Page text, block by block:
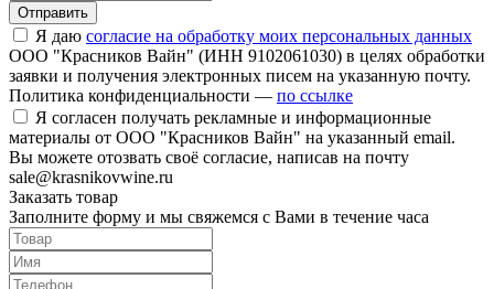
Отправить
Я даю согласие на обработку моих персональных данных
ООО "Красников Вайн" (ИНН 9102061030) в целях обработки
заявки и получения электронных писем на указанную почту.
Политика конфиденциальности — по ссылке
Я согласен получать рекламные и информационные
материалы от ООО "Красников Вайн" на указанный email.
Вы можете отозвать своё согласие, написав на почту
sale@krasnikovwine.ru
Заказать товар
Заполните форму и мы свяжемся с Вами в течение часа